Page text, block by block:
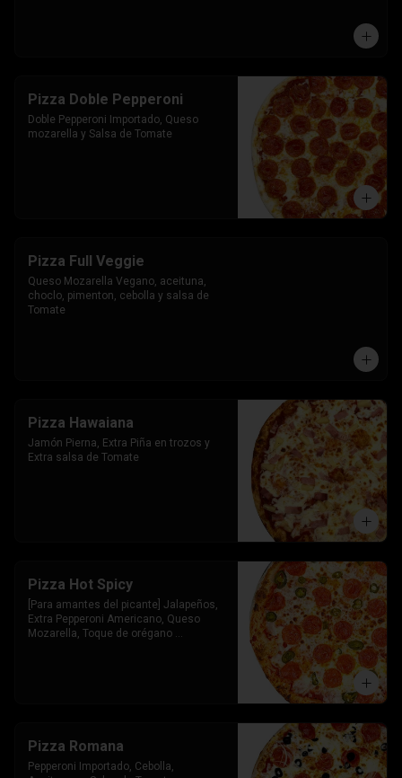
Pizza Doble Pepperoni
Doble Pepperoni Importado, Queso
mozarella y Salsa de Tomate
Pizza Full Veggie
Queso Mozarella Vegano, aceituna,
choclo, pimenton, cebolla y salsa de
Tomate
Pizza Hawaiana
Jamón Pierna, Extra Piña en trozos y
Extra salsa de Tomate
Pizza Hot Spicy
[Para amantes del picante] Jalapeños,
Extra Pepperoni Americano, Queso
Mozarella, Toque de orégano
Pizza Romana
Pepperoni Importado, Cebolla,